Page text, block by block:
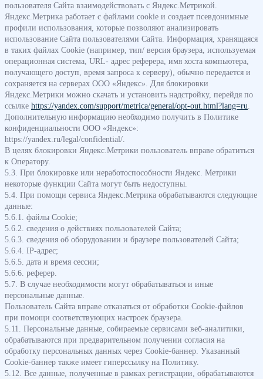
пользователя Сайта взаимодействовать с Яндекс.Метрикой.
Яндекс.Метрика работает с файлами cookie и создает псевдонимные
профили использования, которые позволяют анализировать
использование Сайта пользователями Сайта. Информация, хранящаяся
в таких файлах Сookie (например, тип/ версия браузера, используемая
операционная система, URL- адрес реферера, имя хоста компьютера,
получающего доступ, время запроса к серверу), обычно передается и
сохраняется на серверах ООО «Яндекс». Для блокировки
Яндекс.Метрики можно скачать и установить надстройку, перейдя по
ссылке https://yandex.com/support/metrica/general/opt-out.html?lang=ru
Дополнительную информацию необходимо получить в Политике
конфиденциальности ООО «Яндекс»:
https://yandex.ru/legal/confidential/.
В целях блокировки Яндекс.Метрики пользователь вправе обратиться
к Оператору.
5.3. При блокировке или неработоспособности Яндекс. Метрики
некоторые функции Сайта могут быть недоступны.
5.4. При помощи сервиса Яндекс.Метрика обрабатываются следующие
данные:
5.6.1. файлы Cookie;
5.6.2. сведения о действиях пользователей Сайта;
5.6.3. сведения об оборудовании и браузере пользователей Сайта;
5.6.4. ІР-адрес;
5.6.5. дата и время сессии;
5.6.6. реферер.
5.7. В случае необходимости могут обрабатываться и иные
персональные данные.
Пользователь Сайта вправе отказаться от обработки Сookie-файлов
при помощи соответствующих настроек браузера.
5.11. Персональные данные, собираемые сервисами веб-аналитики,
обрабатываются при предварительном получении согласия на
обработку персональных данных через Сookie-баннер. Указанный
Сookie-баннер также имеет гиперссылку на Политику.
5.12. Все данные, полученные в рамках регистрации, обрабатываются